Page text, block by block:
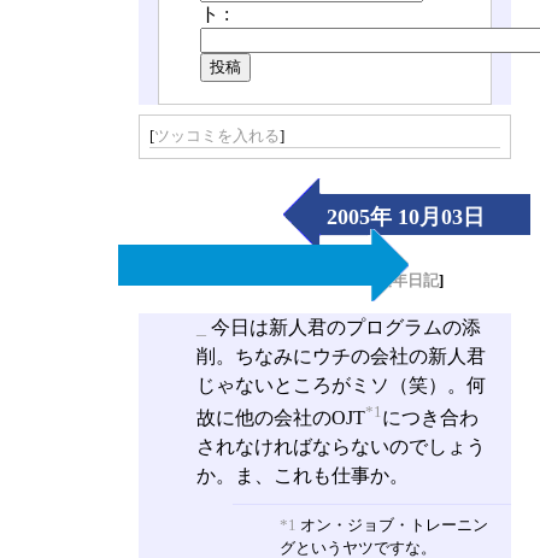
ト :
[ツッコミを入れる]
2005年 10月03日
（Mon）
長年日記]
今日は新人君のプログラムの添
削。ちなみにウチの会社の新人君
じゃないところがミソ（笑）。何
故に他の会社のOJT*1 につき合わ
されなければならないのでしょう
か。ま、これも仕事か。
*1 オン・ジョブ・トレーニン
グというヤツですな。